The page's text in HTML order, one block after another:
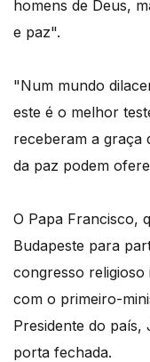
homens de Deus,
e paz".
"Num mundo
este é o melhor
receberam a graça
da paz podem
O Papa Francisco,
Budapeste para
congresso
com o primeiro-
Presidente do
porta fechada.